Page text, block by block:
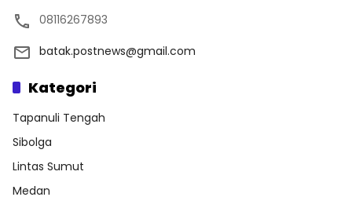
08116267893
batak.postnews@gmail.com
Kategori
Tapanuli Tengah
Sibolga
Lintas Sumut
Medan